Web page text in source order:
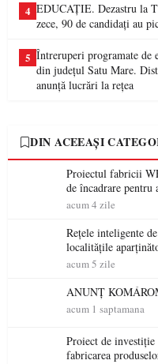
4 EDUCAȚIE. Dezastru la
zece, 90 de candidați au
5 Întreruperi programate
din județul Satu Mare.
anunță lucrări la rețea
DIN ACEEAȘI
Proiectul fabricii
de încadrare pentru
acum 4 zile
Rețele inteligente
localitățile
consultare publică
acum 5 zile
ANUNȚ
acum 1 saptamana
Proiect de investiție
fabricarea